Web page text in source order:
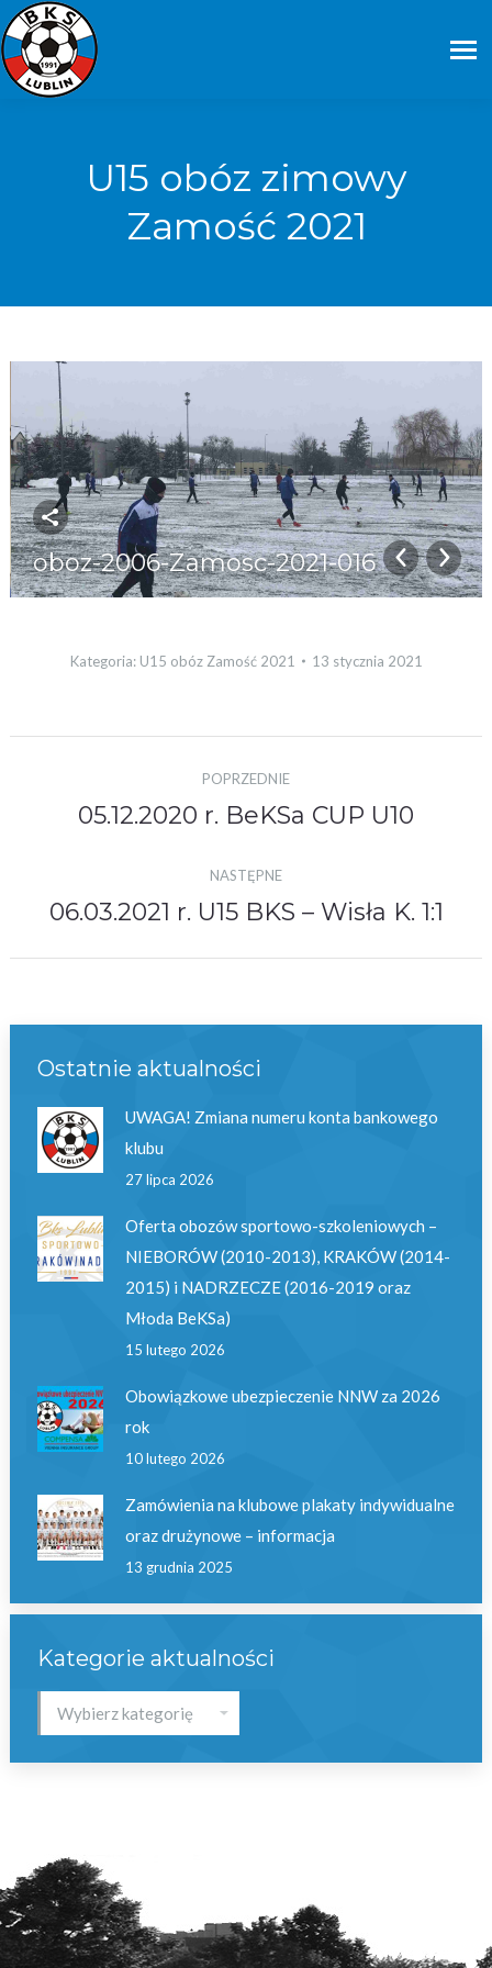
U15 obóz zimowy
Zamość 2021
oboz-2006-Zamosc-2021-016
Kategoria: U15 obóz Zamość 2021 13 stycznia 2021
albumu
POPRZEDNIE
Poprzedni
05.12.2020 r. BeKSa CUP U10
NASTĘPNE
Następny
06.03.2021 r. U15 BKS – Wisła K. 1:1
Ostatnie aktualności
UWAGA! Zmiana numeru konta bankowego
klubu
27 lipca 2026
Oferta obozów sportowo-szkoleniowych –
NIEBORÓW (2010-2013), KRAKÓW (2014-
2015) i NADRZECZE (2016-2019 oraz
Młoda BeKSa)
15 lutego 2026
Obowiązkowe ubezpieczenie NNW za 2026
rok
10 lutego 2026
Zamówienia na klubowe plakaty indywidualne
oraz drużynowe – informacja
13 grudnia 2025
Kategorie aktualności
Kategorie
aktualności